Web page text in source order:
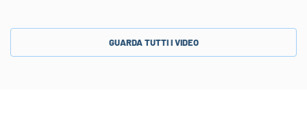
GUARDA TUTTI I VIDEO